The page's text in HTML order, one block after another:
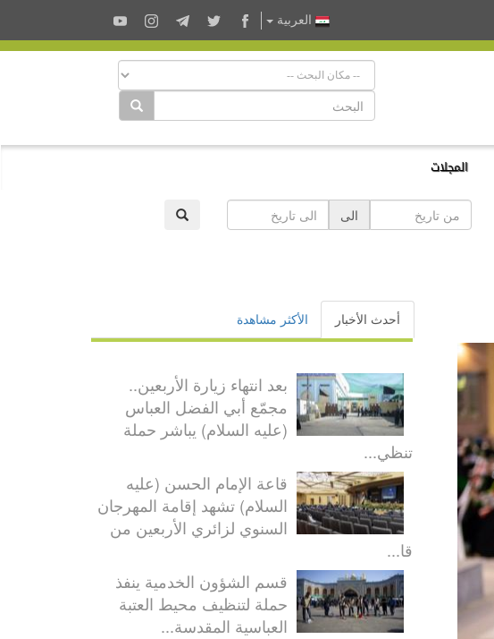
العربية
المجلات
الى
أحدث الأخبار الأكثر مشاهدة
بعد انتهاء زيارة الأربعين..
مجمّع أبي الفضل العباس
(عليه السلام) يباشر حملة
تنظي...
قاعة الإمام الحسن (عليه
السلام) تشهد إقامة المهرجان
السنوي لزائري الأربعين من
قا...
قسم الشؤون الخدمية ينفذ
حملة لتنظيف محيط العتبة
العباسية المقدسة...